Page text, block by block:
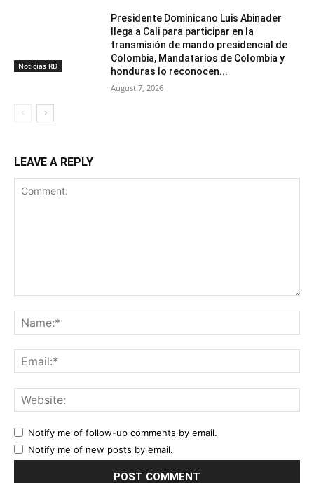
Noticias RD
Presidente Dominicano Luis Abinader
llega a Cali para participar en la
transmisión de mando presidencial de
Colombia, Mandatarios de Colombia y
honduras lo reconocen...
August 7, 2026
LEAVE A REPLY
Notify me of follow-up comments by email.
Notify me of new posts by email.